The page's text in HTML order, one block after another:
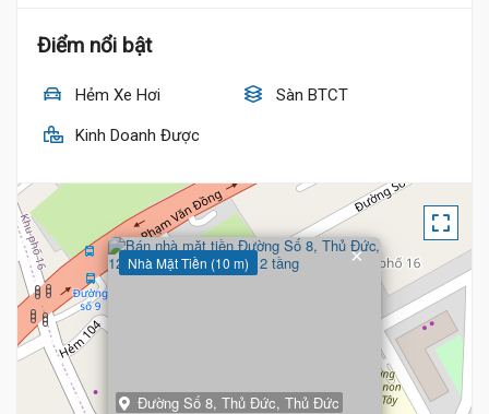
Điểm nổi bật
Hẻm Xe Hơi Sàn BTCT
Kinh Doanh Được
Nhà Mặt Tiền (10 m)
Đường Số 8, Thủ Đức, Thủ Đức
×